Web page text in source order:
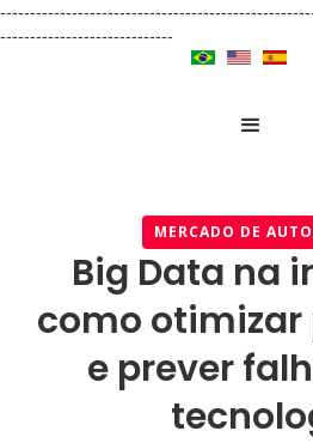
-----------------------------
MERCADO DE
Big Data na
como otimizar
e prever